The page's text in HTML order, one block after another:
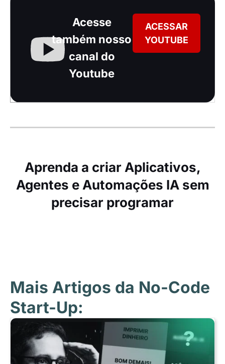
Acesse
também nosso
canal do
Youtube
ACESSAR
YOUTUBE
Aprenda a criar Aplicativos,
Agentes e Automações IA sem
precisar programar
Mais Artigos da No-Code
Start-Up: